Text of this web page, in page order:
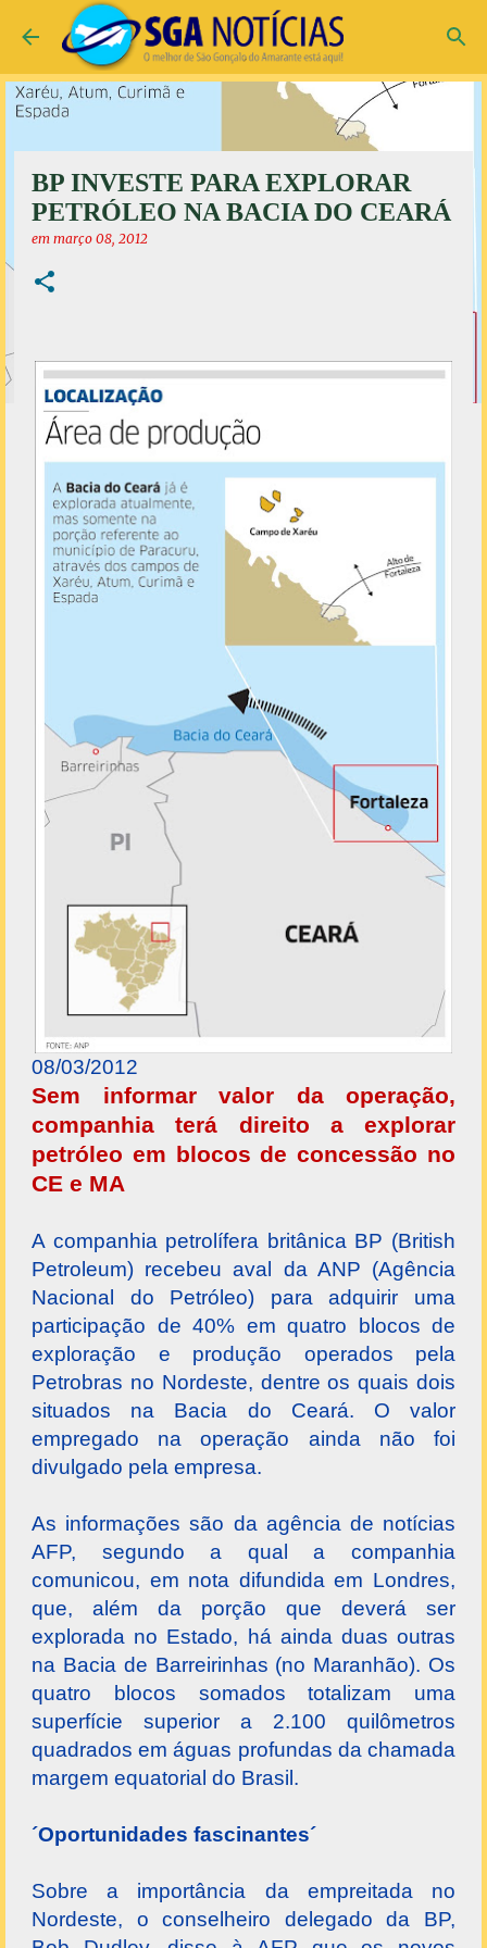
Pular para o conteúdo principal
BP INVESTE PARA EXPLORAR
PETRÓLEO NA BACIA DO CEARÁ
em março 08, 2012
08/03/2012
Sem informar valor da operação,
companhia terá direito a explorar
petróleo em blocos de concessão no
CE e MA
A companhia petrolífera britânica BP (British
Petroleum) recebeu aval da ANP (Agência
Nacional do Petróleo) para adquirir uma
participação de 40% em quatro blocos de
exploração e produção operados pela
Petrobras no Nordeste, dentre os quais dois
situados na Bacia do Ceará. O valor
empregado na operação ainda não foi
divulgado pela empresa.
As informações são da agência de notícias
AFP, segundo a qual a companhia
comunicou, em nota difundida em Londres,
que, além da porção que deverá ser
explorada no Estado, há ainda duas outras
na Bacia de Barreirinhas (no Maranhão). Os
quatro blocos somados totalizam uma
superfície superior a 2.100 quilômetros
quadrados em águas profundas da chamada
margem equatorial do Brasil.
´Oportunidades fascinantes´
Sobre a importância da empreitada no
Nordeste, o conselheiro delegado da BP,